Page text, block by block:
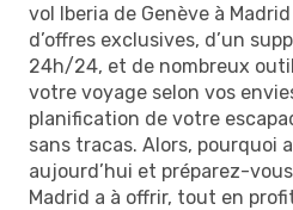
vol Iberia de Genève à
d’offres exclusives, d’un
24h/24, et de nombreux
votre voyage selon vos
planification de votre
sans tracas. Alors, pourquoi
aujourd’hui et préparez-
Madrid a à offrir, tout en